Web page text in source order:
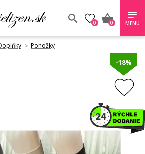
0 0 MENU
Ponožky
-18%